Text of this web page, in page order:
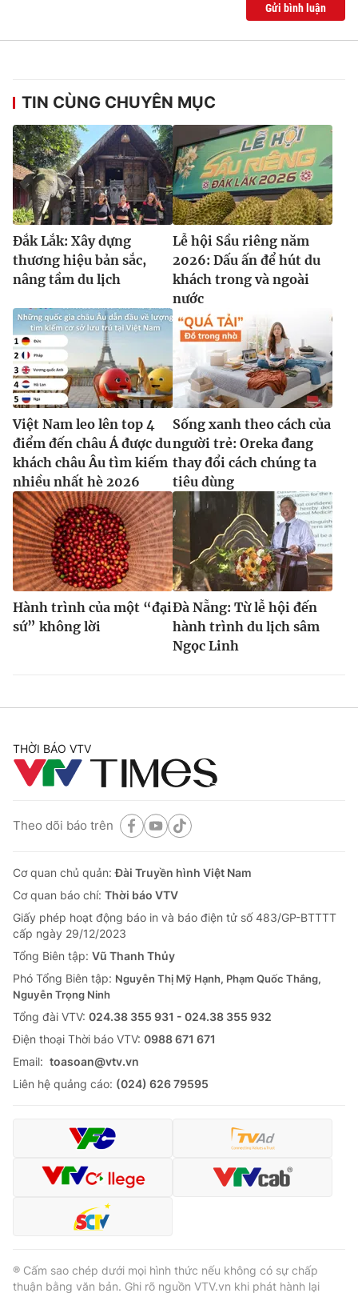
Gửi bình luận
TIN CÙNG CHUYÊN MỤC
Đắk Lắk: Xây dựng
thương hiệu bản sắc,
nâng tầm du lịch
Lễ hội Sầu riêng năm
2026: Dấu ấn để hút du
khách trong và ngoài
nước
Việt Nam leo lên top 4
điểm đến châu Á được du
khách châu Âu tìm kiếm
nhiều nhất hè 2026
Sống xanh theo cách của
người trẻ: Oreka đang
thay đổi cách chúng ta
tiêu dùng
Hành trình của một “đại
sứ” không lời
Đà Nẵng: Từ lễ hội đến
hành trình du lịch sâm
Ngọc Linh
THỜI BÁO VTV
Theo dõi báo trên
Cơ quan chủ quản:Đài Truyền hình Việt Nam
Cơ quan báo chí: Thời báo VTV
Giấy phép hoạt động báo in và báo điện tử số 483/GP-BTTTT
cấp ngày 29/12/2023
Tổng Biên tập: Vũ Thanh Thủy
Phó Tổng Biên tập: Nguyễn Thị Mỹ Hạnh, Phạm Quốc Thắng,
Nguyễn Trọng Ninh
Tổng đài VTV: 024.38 355 931 - 024.38 355 932
Ðiện thoại Thời báo VTV: 0988 671 671
Email: toasoan@vtv.vn
Liên hệ quảng cáo: (024) 626 79595
® Cấm sao chép dưới mọi hình thức nếu không có sự chấp
thuận bằng văn bản. Ghi rõ nguồn VTV.vn khi phát hành lại